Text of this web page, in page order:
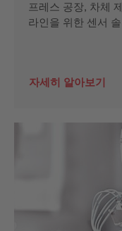
프레스 공장, 차체
라인을 위한 센서
자세히 알아보기